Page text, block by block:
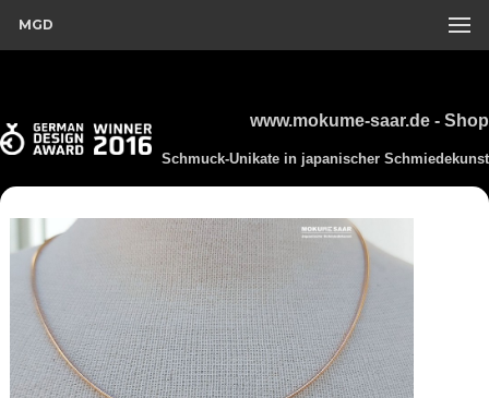
MGD
www.mokume-saar.de - Shop
Schmuck-Unikate in japanischer Schmiedekunst